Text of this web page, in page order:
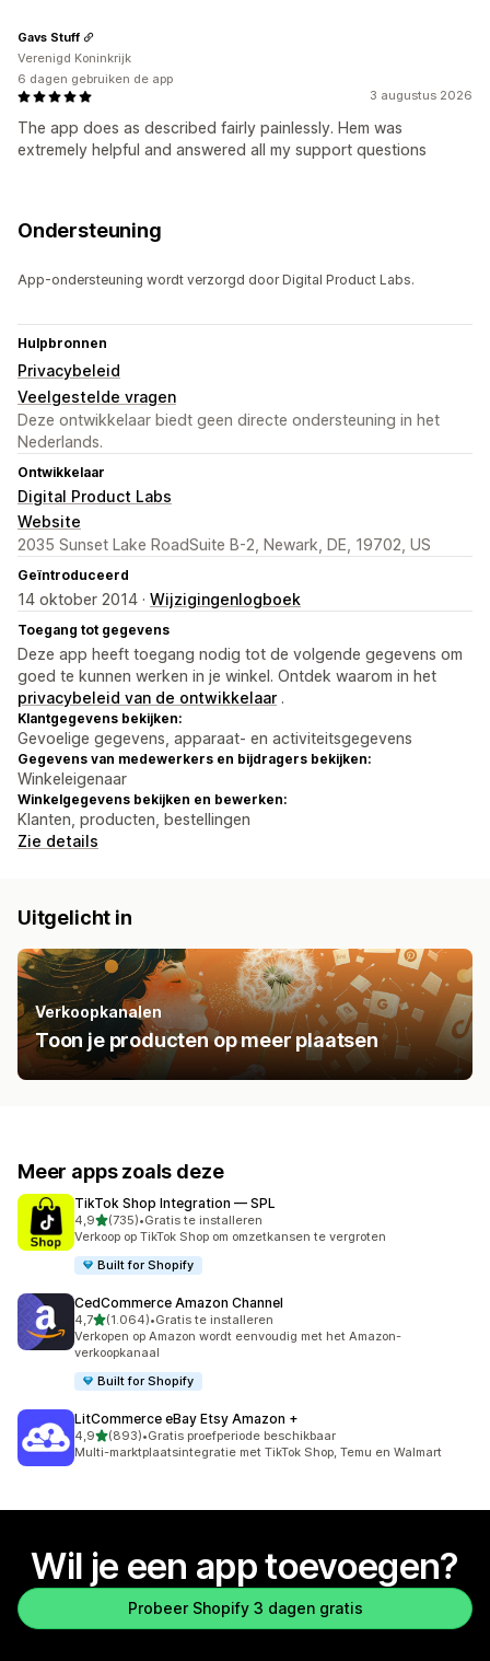
3 augustus 2026
The app does as described fairly painlessly. Hem was
extremely helpful and answered all my support questions
Gavs Stuff
Verenigd Koninkrijk
6 dagen gebruiken de app
Ondersteuning
App-ondersteuning wordt verzorgd door Digital Product Labs.
Hulpbronnen
Privacybeleid
Veelgestelde vragen
Deze ontwikkelaar biedt geen directe ondersteuning in het
Nederlands.
Ontwikkelaar
Digital Product Labs
Website
2035 Sunset Lake RoadSuite B-2, Newark, DE, 19702, US
Geïntroduceerd
14 oktober 2014 · Wijzigingenlogboek
Toegang tot gegevens
Deze app heeft toegang nodig tot de volgende gegevens om
goed te kunnen werken in je winkel. Ontdek waarom in het
privacybeleid van de ontwikkelaar .
Klantgegevens bekijken:
Gevoelige gegevens, apparaat- en activiteitsgegevens
Gegevens van medewerkers en bijdragers bekijken:
Winkeleigenaar
Winkelgegevens bekijken en bewerken:
Klanten, producten, bestellingen
Zie details
Uitgelicht in
Verkoopkanalen
Toon je producten op meer plaatsen
Meer apps zoals deze
TikTok Shop Integration — SPL
4,9van 5 sterren
(735)
735 recensies in totaal
•Gratis te installeren
Verkoop op TikTok Shop om omzetkansen te vergroten
Built for Shopify
CedCommerce Amazon Channel
4,7van 5 sterren
(1.064)
1064 recensies in totaal
•Gratis te installeren
Verkopen op Amazon wordt eenvoudig met het Amazon-
verkoopkanaal
Built for Shopify
LitCommerce eBay Etsy Amazon +
4,9van 5 sterren
(893)
893 recensies in totaal
•Gratis proefperiode beschikbaar
Multi-marktplaatsintegratie met TikTok Shop, Temu en Walmart
Wil je een app toevoegen?
Probeer Shopify 3 dagen gratis